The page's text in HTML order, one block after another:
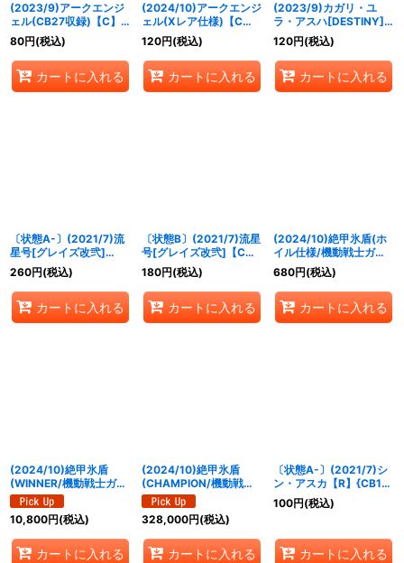
(2023/9)アークエンジ
ェル(CB27収録)【C】
{SD52-014}《白》
80円(税込)
カートに入れる
(2024/10)アークエンジ
ェル(Xレア仕様)【C】
{SD52-014}《白》
120円(税込)
カートに入れる
(2023/9)カガリ・ユ
ラ・アスハ[DESTINY]
【R】{CB27-020}
《白》
120円(税込)
カートに入れる
〔状態A-〕(2021/7)流
星号[グレイズ改弐]
【C】{CB16-013}
《紫》
260円(税込)
カートに入れる
〔状態B〕(2021/7)流星
号[グレイズ改弐]【C】
{CB16-013}《紫》
180円(税込)
カートに入れる
(2024/10)絶甲氷盾(ホ
イル仕様/機動戦士ガン
ダムイラスト)【-】
{SD56-RV009}《白》
680円(税込)
カートに入れる
(2024/10)絶甲氷盾
(WINNER/機動戦士ガン
ダムイラスト)【-】
{SD56-RV009}《白》
10,800円(税込)
カートに入れる
(2024/10)絶甲氷盾
(CHAMPION/機動戦士
ガンダムイラスト)【-】
{SD56-RV009}《白》
328,000円(税込)
カートに入れる
〔状態A-〕(2021/7)シ
ン・アスカ【R】{CB16-
059}《白》
100円(税込)
カートに入れる